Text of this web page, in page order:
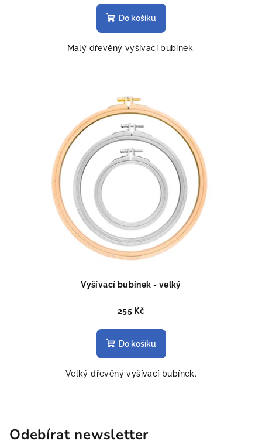
Do košíku
Malý dřevěný vyšívací bubínek.
Vyšívací bubínek - velký
255 Kč
Do košíku
Velký dřevěný vyšívací bubínek.
Odebírat newsletter